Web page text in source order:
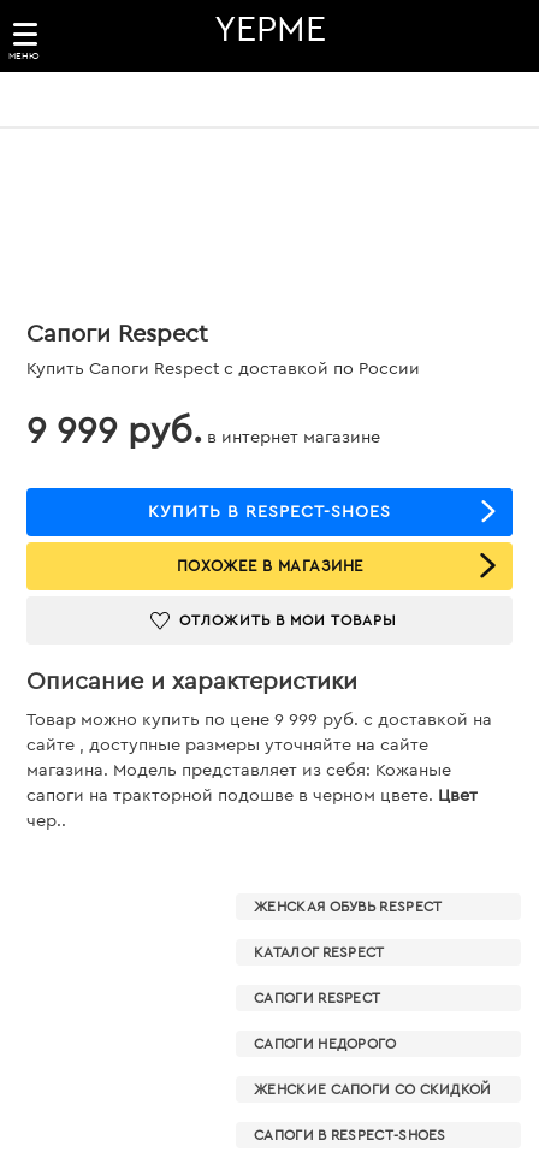
МЕНЮ
YEPME
Сапоги Respect
Купить Сапоги Respect с доставкой по России
9 999 руб. в интернет магазине
КУПИТЬ В RESPECT-SHOES
ПОХОЖЕЕ В МАГАЗИНЕ
ОТЛОЖИТЬ В МОИ ТОВАРЫ
Описание и характеристики
Товар можно купить по цене 9 999 руб. c доставкой на
сайте , доступные размеры уточняйте на сайте
магазина. Модель представляет из себя: Кожаные
сапоги на тракторной подошве в черном цвете. Цвет
чер..
ЖЕНСКАЯ ОБУВЬ RESPECT
КАТАЛОГ RESPECT
САПОГИ RESPECT
САПОГИ НЕДОРОГО
ЖЕНСКИЕ САПОГИ СО СКИДКОЙ
САПОГИ В RESPECT-SHOES